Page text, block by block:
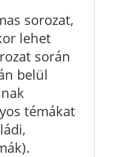
sorozat,
lehet
során
belül
témákat